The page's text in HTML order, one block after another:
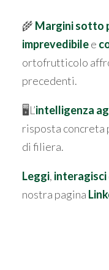
🌾 Margini sotto
imprevedibilee
ortofrutticolo
precedenti.
🖥️L’intelligenza
risposta
di filiera.
Leggi, interagisci
nostra pagina